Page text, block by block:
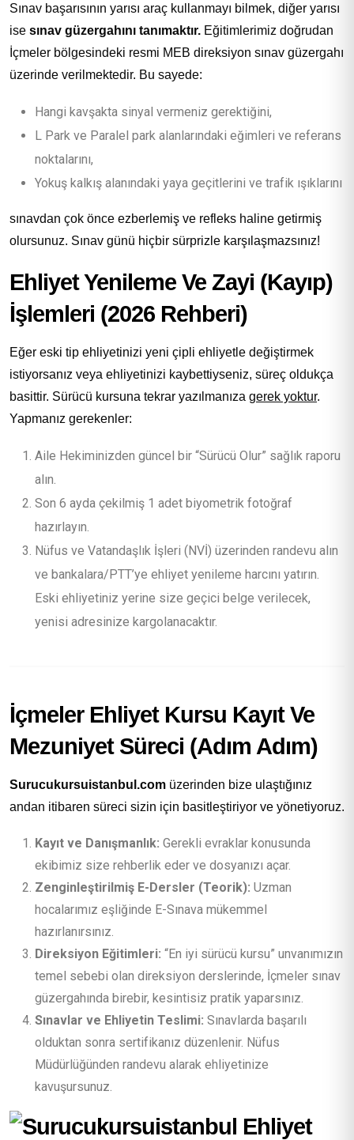
Sınav başarısının yarısı araç kullanmayı bilmek, diğer yarısı
ise sınav güzergahını tanımaktır. Eğitimlerimiz doğrudan
İçmeler bölgesindeki resmi MEB direksiyon sınav güzergahı
üzerinde verilmektedir. Bu sayede:
Hangi kavşakta sinyal vermeniz gerektiğini,
L Park ve Paralel park alanlarındaki eğimleri ve referans
noktalarını,
Yokuş kalkış alanındaki yaya geçitlerini ve trafik ışıklarını
sınavdan çok önce ezberlemiş ve refleks haline getirmiş
olursunuz. Sınav günü hiçbir sürprizle karşılaşmazsınız!
Ehliyet Yenileme Ve Zayi (Kayıp)
İşlemleri (2026 Rehberi)
Eğer eski tip ehliyetinizi yeni çipli ehliyetle değiştirmek
istiyorsanız veya ehliyetinizi kaybettiyseniz, süreç oldukça
basittir. Sürücü kursuna tekrar yazılmanıza gerek yoktur.
Yapmanız gerekenler:
Aile Hekiminizden güncel bir “Sürücü Olur” sağlık raporu
alın.
Son 6 ayda çekilmiş 1 adet biyometrik fotoğraf
hazırlayın.
Nüfus ve Vatandaşlık İşleri (NVİ) üzerinden randevu alın
ve bankalara/PTT’ye ehliyet yenileme harcını yatırın.
Eski ehliyetiniz yerine size geçici belge verilecek,
yenisi adresinize kargolanacaktır.
İçmeler Ehliyet Kursu Kayıt Ve
Mezuniyet Süreci (Adım Adım)
Surucukursuistanbul.com üzerinden bize ulaştığınız
andan itibaren süreci sizin için basitleştiriyor ve yönetiyoruz.
Kayıt ve Danışmanlık: Gerekli evraklar konusunda
ekibimiz size rehberlik eder ve dosyanızı açar.
Zenginleştirilmiş E-Dersler (Teorik): Uzman
hocalarımız eşliğinde E-Sınava mükemmel
hazırlanırsınız.
Direksiyon Eğitimleri: “En iyi sürücü kursu” unvanımızın
temel sebebi olan direksiyon derslerinde, İçmeler sınav
güzergahında birebir, kesintisiz pratik yaparsınız.
Sınavlar ve Ehliyetin Teslimi: Sınavlarda başarılı
olduktan sonra sertifikanız düzenlenir. Nüfus
Müdürlüğünden randevu alarak ehliyetinize
kavuşursunuz.